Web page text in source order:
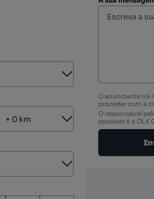
Aberto
Aberto
Aberto
O anunciante irá
proceder com a
O responsável
pessoais é a OLX